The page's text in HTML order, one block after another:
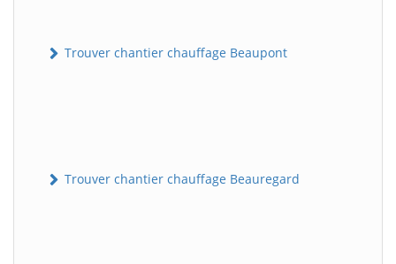
Trouver chantier chauffage Beaupont
Trouver chantier chauffage Beauregard